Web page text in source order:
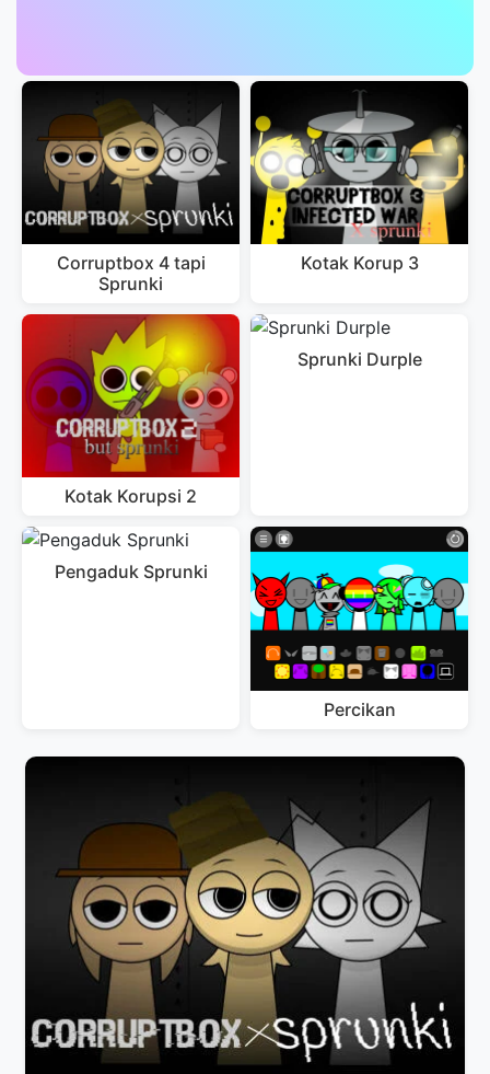
Corruptbox 4 tapi
Sprunki
Kotak Korup 3
Kotak Korupsi 2
Sprunki Durple
Pengaduk Sprunki
Percikan